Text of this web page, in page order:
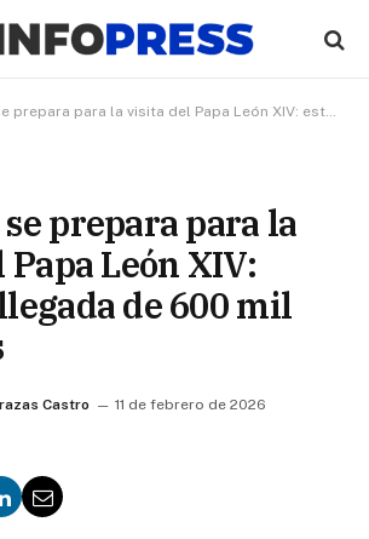
para la visita del Papa León XIV: estiman llegada de 600 mil personas
prepara para la
León XIV:
de 600 mil
Castro
11 de febrero de 2026